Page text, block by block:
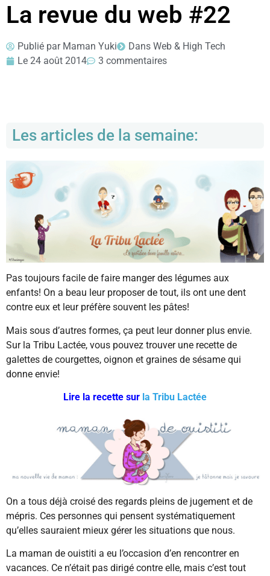
La revue du web #22
Publié parMaman Yuki Dans Web & High Tech
Le 24 août 2014 3 commentaires
Les articles de la semaine:
Pas toujours facile de faire manger des légumes aux
enfants! On a beau leur proposer de tout, ils ont une dent
contre eux et leur préfère souvent les pâtes!
Mais sous d’autres formes, ça peut leur donner plus envie.
Sur la Tribu Lactée, vous pouvez trouver une recette de
galettes de courgettes, oignon et graines de sésame qui
donne envie!
Lire la recette sur la Tribu Lactée
On a tous déjà croisé des regards pleins de jugement et de
mépris. Ces personnes qui pensent systématiquement
qu’elles sauraient mieux gérer les situations que nous.
La maman de ouistiti a eu l’occasion d’en rencontrer en
vacances. Ce n’était pas dirigé contre elle, mais c’est tout